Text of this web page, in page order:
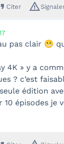
Citer warning_amber
pas clair 😬
4K » y a
? c’est
édition
10 épisodes